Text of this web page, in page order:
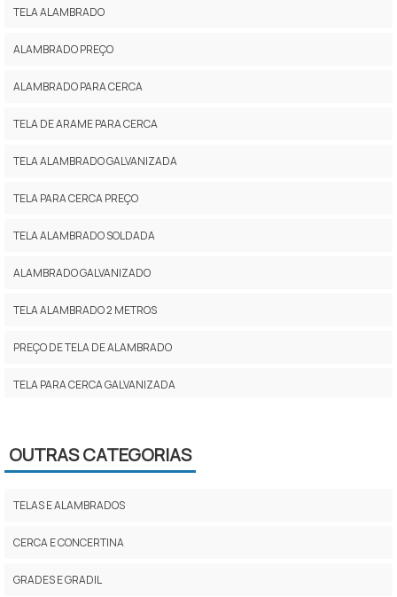
TELA ALAMBRADO
ALAMBRADO PREÇO
ALAMBRADO PARA CERCA
TELA DE ARAME PARA CERCA
TELA ALAMBRADO GALVANIZADA
TELA PARA CERCA PREÇO
TELA ALAMBRADO SOLDADA
ALAMBRADO GALVANIZADO
TELA ALAMBRADO 2 METROS
PREÇO DE TELA DE ALAMBRADO
TELA PARA CERCA GALVANIZADA
TELA PARA ALAMBRADO PREÇO
OUTRAS CATEGORIAS
TELAS E ALAMBRADOS
CERCA E CONCERTINA
GRADES E GRADIL